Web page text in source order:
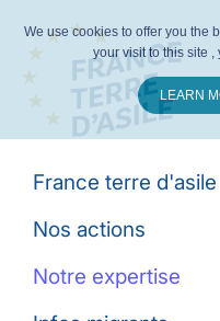
France terre d'asile
Nos actions
Notre expertise
We use cookies to offer you the
your visit to this site
LEARN